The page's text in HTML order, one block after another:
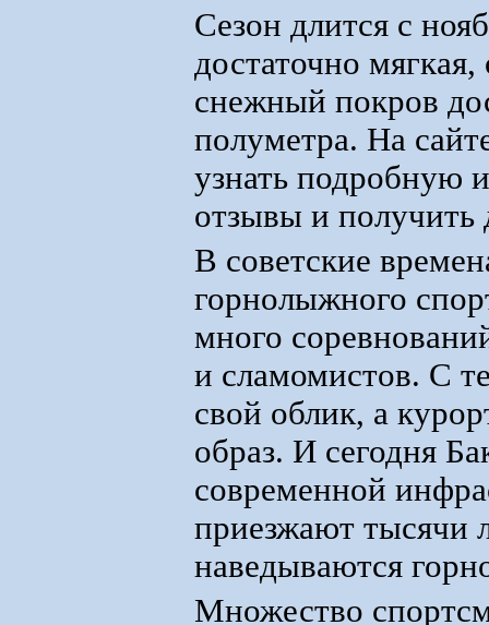
Сезон длится с
достаточно
снежный покров
полуметра. На
узнать подробную
отзывы и получить
В советские
горнолыжного
много
и сламомистов. С
свой облик, а
образ. И сегодня
современной
приезжают тысячи
наведываются
Множество